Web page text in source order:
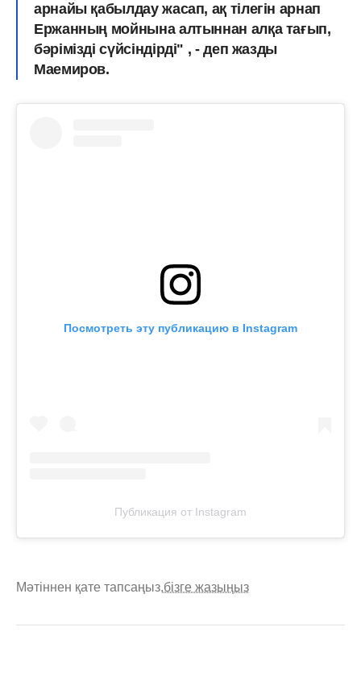
арнайы қабылдау жасап, ақ тілегін арнап
Ержанның мойнына алтыннан алқа тағып,
бәрімізді сүйсіндірді" , - деп жазды
Маемиров.
Посмотреть эту публикацию в Instagram
Публикация от Instagram
Мәтіннен қате тапсаңыз,бізге жазыңыз